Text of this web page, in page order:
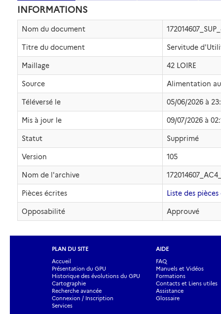
INFORMATIONS
Nom du document
Titre du document Servitude
Maillage 42 LOIRE
Source Alimentation
Téléversé le 05/06/2026 à
Mis à jour le 09/07/2026 à
Statut Supprimé
Version 105
Nom de l'archive
Pièces écrites Liste des
Opposabilité Approuvé
PLAN DU SITE
Accueil
Présentation du GPU
Historique des évolutions du GPU
Cartographie
Recherche avancée
Connexion / Inscription
Services
AIDE
FAQ
Manuels et Vidéos
Formations
Contacts et Liens utiles
Assistance
Glossaire